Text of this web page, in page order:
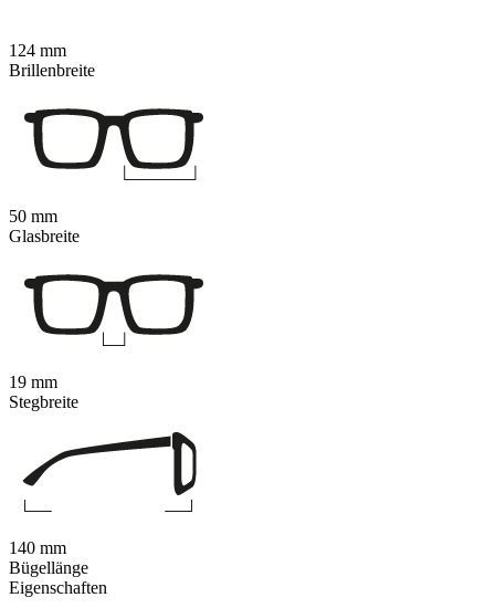
Eigenschaften
124 mm
Brillenbreite
50 mm
Glasbreite
19 mm
Stegbreite
140 mm
Bügellänge